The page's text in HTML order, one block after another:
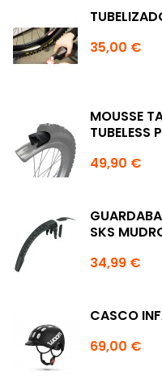
35,00 €
MOUSSE
TUBELESS
49,90 €
SKS
34,99 €
CASCO
69,00 €